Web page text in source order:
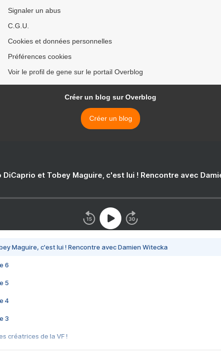
Signaler un abus
C.G.U.
Cookies et données personnelles
Préférences cookies
Voir le profil de gene sur le portail Overblog
Créer un blog sur Overblog
Créer un blog
DiCaprio et Tobey Maguire, c'est lui ! Rencontre avec
Maguire, c'est lui ! Rencontre avec Damien Witecka
6
5
4
3
créatrices de la VF !